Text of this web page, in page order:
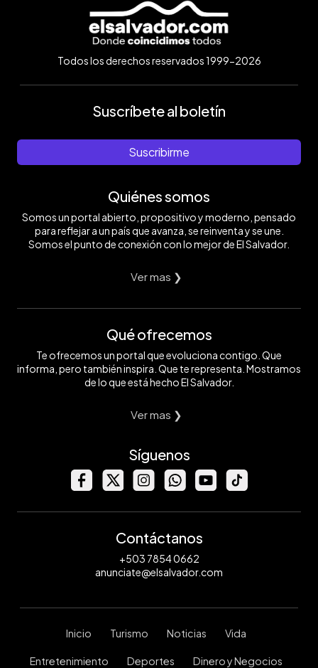
Todos los derechos reservados 1999-2026
Suscríbete al boletín
Suscribirme
Quiénes somos
Somos un portal abierto, propositivo y moderno, pensado
para reflejar a un país que avanza, se reinventa y se une.
Somos el punto de conexión con lo mejor de El Salvador.
Ver mas ❯
Qué ofrecemos
Te ofrecemos un portal que evoluciona contigo. Que
informa, pero también inspira. Que te representa. Mostramos
de lo que está hecho El Salvador.
Ver mas ❯
Síguenos
Contáctanos
+503 7854 0662
anunciate@elsalvador.com
Inicio Turismo Noticias Vida
Entretenimiento Deportes Dinero y Negocios